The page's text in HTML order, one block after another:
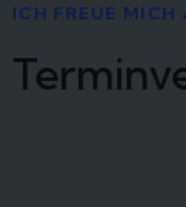
ICH FREUE MICH